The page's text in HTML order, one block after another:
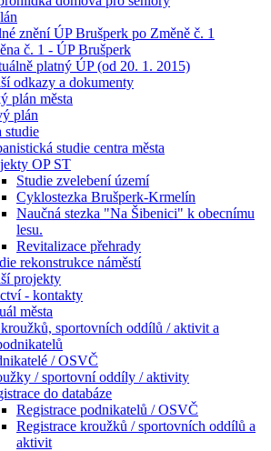
znění ÚP Brušperk po Změně č. 1
č. 1 - ÚP Brušperk
platný ÚP (od 20. 1. 2015)
odkazy a dokumenty
plán města
plán
studie
studie centra města
OP ST
Studie zvelebení území
Cyklostezka Brušperk-Krmelín
Naučná stezka "Na Šibenici" k obecnímu
lesu.
Revitalizace přehrady
rekonstrukce náměstí
projekty
- kontakty
města
sportovních oddílů / aktivit a
/ OSVČ
/ sportovní oddíly / aktivity
do databáze
Registrace podnikatelů / OSVČ
Registrace kroužků / sportovních oddílů a
aktivit